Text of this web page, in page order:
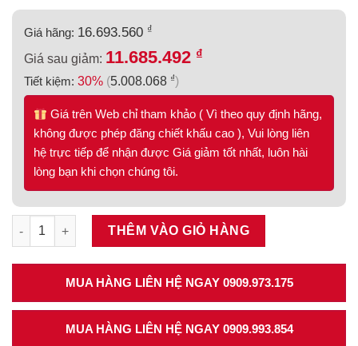
Giá hãng: 16.693.560 ₫
Giá sau giảm: 11.685.492 ₫
Tiết kiệm: 30% (5.008.068 ₫)
Giá trên Web chỉ tham khảo ( Vì theo quy định hãng,
không được phép đăng chiết khấu cao ), Vui lòng liên
hệ trực tiếp để nhận được Giá giảm tốt nhất, luôn hài
lòng bạn khi chọn chúng tôi.
Bếp từ domino 2 vùng nấu Häfele HC-I302B 536.01.670 số
THÊM VÀO GIỎ HÀNG
MUA HÀNG LIÊN HỆ NGAY 0909.973.175
MUA HÀNG LIÊN HỆ NGAY 0909.993.854